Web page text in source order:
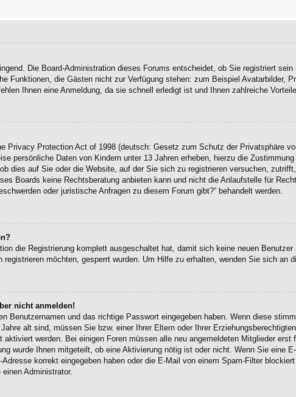
Die Board-Administration dieses Forums entscheidet, ob Sie registriert
Funktionen, die Gästen nicht zur Verfügung stehen: zum Beispiel Avatarbilder,
Ihnen eine Anmeldung, da sie schnell erledigt ist und Ihnen zahlreiche
Privacy Protection Act of 1998 (deutsch: Gesetz zum Schutz der Privatsphäre
persönliche Daten von Kindern unter 13 Jahren erheben, hierzu die
dies auf Sie oder die Website, auf der Sie sich zu registrieren versuchen,
Boards keine Rechtsberatung anbieten kann und nicht die Anlaufstelle für
oder juristische Anfragen zu diesem Forum gibt?“ behandelt werden.
die Registrierung komplett ausgeschaltet hat, damit sich keine neuen
möchten, gesperrt wurden. Um Hilfe zu erhalten, wenden Sie sich an
nicht anmelden!
Benutzernamen und das richtige Passwort eingegeben haben. Wenn diese
alt sind, müssen Sie bzw. einer Ihrer Eltern oder Ihrer
werden. Bei einigen Foren müssen alle neu angemeldeten Mitglieder
wurde Ihnen mitgeteilt, ob eine Aktivierung nötig ist oder nicht. Wenn Sie eine
korrekt eingegeben haben oder die E-Mail von einem Spam-Filter
Administrator.